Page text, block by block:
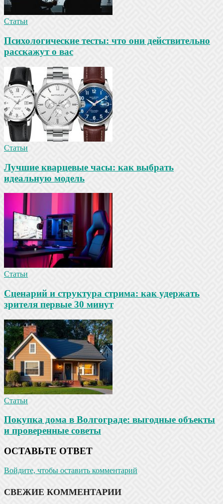
Статьи
Психологические тесты: что они действительно
расскажут о вас
Статьи
Лучшие кварцевые часы: как выбрать
идеальную модель
Статьи
Сценарий и структура стрима: как удержать
зрителя первые 30 минут
Статьи
Покупка дома в Волгограде: выгодные объекты
и проверенные советы
ОСТАВЬТЕ ОТВЕТ
Войдите, чтобы оставить комментарий
СВЕЖИЕ КОММЕНТАРИИ